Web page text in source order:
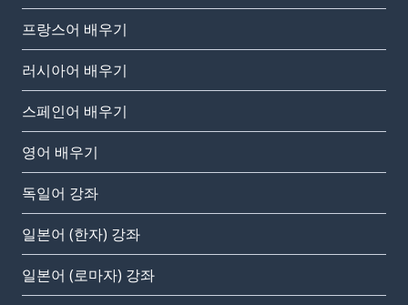
프랑스어 배우기
러시아어 배우기
스페인어 배우기
영어 배우기
독일어 강좌
일본어 (한자) 강좌
일본어 (로마자) 강좌